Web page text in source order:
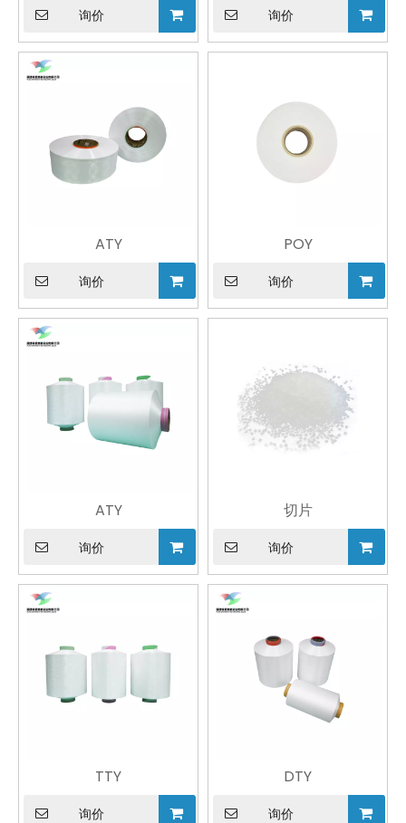
询价 询价
ATY
询价
POY
询价
ATY
询价
切片
询价
TTY
询价
DTY
询价